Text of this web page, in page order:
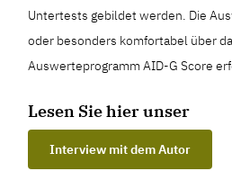
Untertests gebildet werden. Die
oder besonders komfortabel über
Auswerteprogramm AID-G Score
Lesen Sie hier unser
Interview mit dem Autor